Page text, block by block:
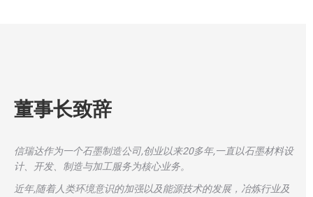
董事长致辞
信瑞达作为一个石墨制造公司,创业以来20多年,一直以石墨材料设
计、开发、制造与加工服务为核心业务。
近年,随着人类环境意识的加强以及能源技术的发展，冶炼行业及